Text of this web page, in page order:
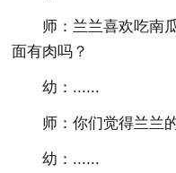
师：兰兰喜欢吃南
面有肉吗？
幼：......
师：你们觉得兰兰
幼：......